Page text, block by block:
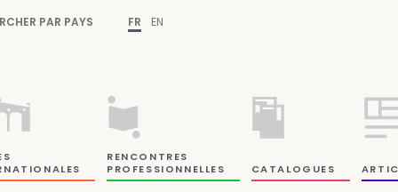
PAR PAYS FR EN
RENCONTRES
PROFESSIONNELLES
CATALOGUES